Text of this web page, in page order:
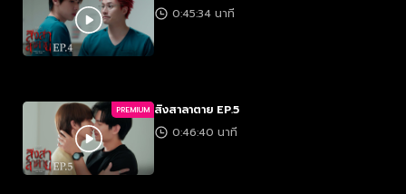
0:45:34 นาที
PREMIUM สิงสาลาตาย EP.5
0:46:40 นาที